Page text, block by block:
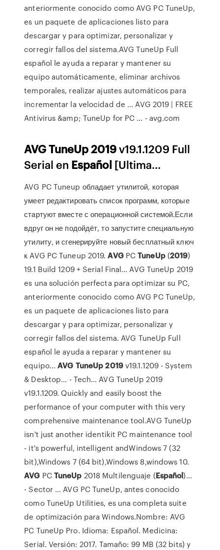
anteriormente conocido como AVG PC TuneUp,
es un paquete de aplicaciones listo para
descargar y para optimizar, personalizar y
corregir fallos del sistema.AVG TuneUp Full
español le ayuda a reparar y mantener su
equipo automáticamente, eliminar archivos
temporales, realizar ajustes automáticos para
incrementar la velocidad de ... AVG 2019 | FREE
Antivirus &amp; TuneUp for PC ... - avg.com
AVGTuneUp2019v19.1.1209 Full
Serial en Español [Ultima…
AVG PC Tuneup обладает утилитой, которая
умеет редактировать список программ, которые
стартуют вместе с операционной системой.Если
вдруг он не подойдёт, то запустите специальную
утилиту, и сгенерируйте новый бесплатный ключ
к AVG PC Tuneup 2019.AVGPCTuneUp(2019)
19.1 Build 1209 + Serial Final… AVG TuneUp 2019
es una solución perfecta para optimizar su PC,
anteriormente conocido como AVG PC TuneUp,
es un paquete de aplicaciones listo para
descargar y para optimizar, personalizar y
corregir fallos del sistema. AVG TuneUp Full
español le ayuda a reparar y mantener su
equipo...AVG TuneUp 2019v19.1.1209 - System
& Desktop... - Tech… AVG TuneUp 2019
v19.1.1209. Quickly and easily boost the
performance of your computer with this very
comprehensive maintenance tool.AVG TuneUp
isn't just another identikit PC maintenance tool
- it's powerful, intelligent andWindows 7 (32
bit),Windows 7 (64 bit),Windows 8,windows 10.
AVG PCTuneUp 2018 Multilenguaje (Español)...
- Sector … AVG PC TuneUp, antes conocido
como TuneUp Utilities, es una completa suite
de optimización para Windows.Nombre: AVG
PC TuneUp Pro. Idioma: Español. Medicina:
Serial. Versión: 2017. Tamaño: 99 MB (32 bits) y